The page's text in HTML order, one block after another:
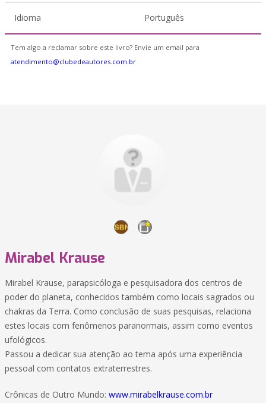
Idioma Português
Tem algo a reclamar sobre este livro? Envie um email para
atendimento@clubedeautores.com.br
Mirabel Krause
Mirabel Krause, parapsicóloga e pesquisadora dos centros de
poder do planeta, conhecidos também como locais sagrados ou
chakras da Terra. Como conclusão de suas pesquisas, relaciona
estes locais com fenômenos paranormais, assim como eventos
ufológicos.
Passou a dedicar sua atenção ao tema após uma experiência
pessoal com contatos extraterrestres.
Crônicas de Outro Mundo: www.mirabelkrause.com.br